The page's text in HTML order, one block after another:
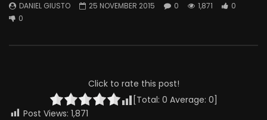
DANIEL GIUSTO 25 NOVEMBER 2015 0 1,871
0
0
Click to rate this post!
[Total: 0 Average: 0]
Post Views: 1,871